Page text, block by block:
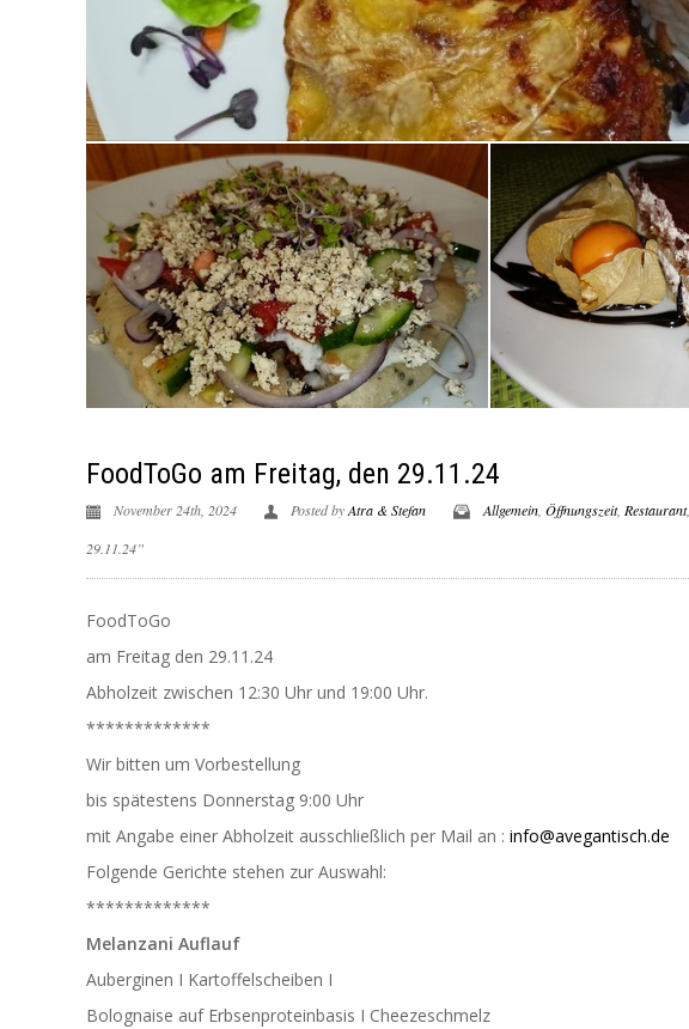
FoodToGo am Freitag, den 29.11.24
November 24th, 2024 Posted byAtra & Stefan Allgemein Öffnungszeit, Restaurant,
29.11.24”
FoodToGo
am Freitag den 29.11.24
Abholzeit zwischen 12:30 Uhr und 19:00 Uhr.
*************
Wir bitten um Vorbestellung
bis spätestens Donnerstag 9:00 Uhr
mit Angabe einer Abholzeit ausschließlich per Mail an : info@avegantisch.de
Folgende Gerichte stehen zur Auswahl:
*************
Melanzani Auflauf
Auberginen I Kartoffelscheiben I
Bolognaise auf Erbsenproteinbasis I Cheezeschmelz